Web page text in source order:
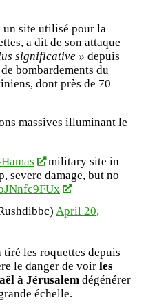
site utilisé pour la
a dit de son attaque
significative » depuis
bombardements du
dont près de 70
massives illuminant le
military site in
severe damage, but no
April 20,
tiré les roquettes depuis
le danger de voir les
à Jérusalem dégénérer
échelle.